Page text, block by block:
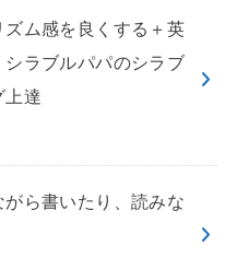
ム感を良くする＋英
ラブルパパのシラブ
上達
ら書いたり、読みな